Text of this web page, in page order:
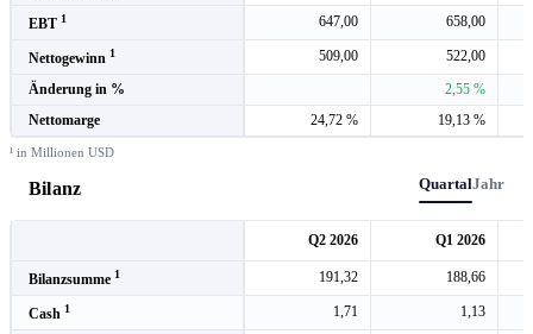
EBT 1 647,00 658,00
Nettogewinn 1 509,00
522,00
Änderung in %
2,55 %
Nettomarge
24,72 % 19,13 %
¹ in Millionen USD
Bilanz QuartalJahr
Q2 2026 Q1 2026
Bilanzsumme 1 191,32 188,66
Cash 1 1,71 1,13